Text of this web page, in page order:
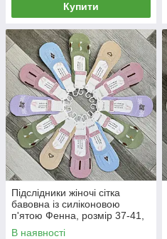
Купити
Підслідники жіночі сітка
бавовна із силіконовою
п'ятою Фенна, розмір 37-41,
асорті, 75-4В
В наявності